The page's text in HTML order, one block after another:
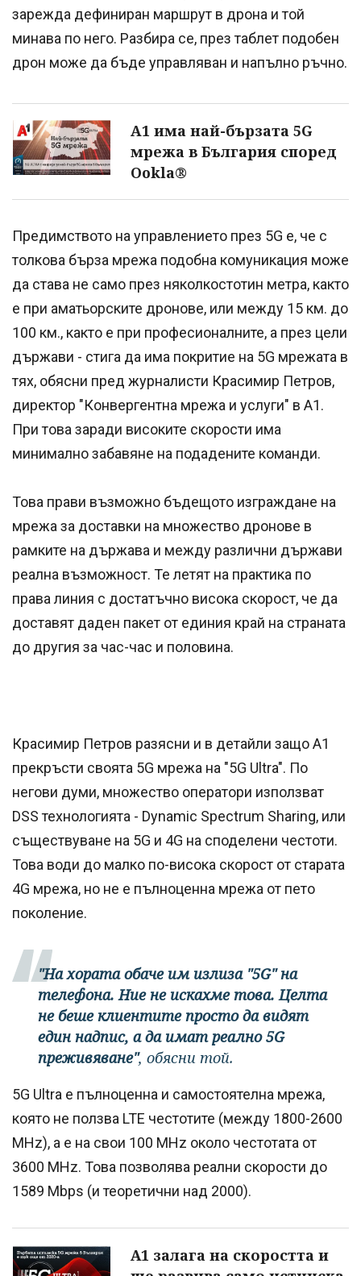
зарежда дефиниран маршрут в дрона и той
минава по него. Разбира се, през таблет подобен
дрон може да бъде управляван и напълно ръчно.
A1 има най-бързата 5G
мрежа в България според
Ookla®
Предимството на управлението през 5G е, че с
толкова бърза мрежа подобна комуникация може
да става не само през няколкостотин метра, както
е при аматьорските дронове, или между 15 км. до
100 км., както е при професионалните, а през цели
държави - стига да има покритие на 5G мрежата в
тях, обясни пред журналисти Красимир Петров,
директор "Конвергентна мрежа и услуги" в А1.
При това заради високите скорости има
минимално забавяне на подадените команди.
Това прави възможно бъдещото изграждане на
мрежа за доставки на множество дронове в
рамките на държава и между различни държави
реална възможност. Те летят на практика по
права линия с достатъчно висока скорост, че да
доставят даден пакет от единия край на страната
до другия за час-час и половина.
Красимир Петров разясни и в детайли защо А1
прекръсти своята 5G мрежа на "5G Ultra". По
негови думи, множество оператори използват
DSS технологията - Dynamic Spectrum Sharing, или
съществуване на 5G и 4G на споделени честоти.
Това води до малко по-висока скорост от старата
4G мрежа, но не е пълноценна мрежа от пето
поколение.
"На хората обаче им излиза "5G" на
телефона. Ние не искахме това. Целта
не беше клиентите просто да видят
един надпис, а да имат реално 5G
преживяване", обясни той.
5G Ultra е пълноценна и самостоятелна мрежа,
която не ползва LTE честотите (между 1800-2600
MHz), а е на свои 100 MHz около честотата от
3600 MHz. Това позволява реални скорости до
1589 Mbps (и теоретични над 2000).
А1 залага на скоростта и